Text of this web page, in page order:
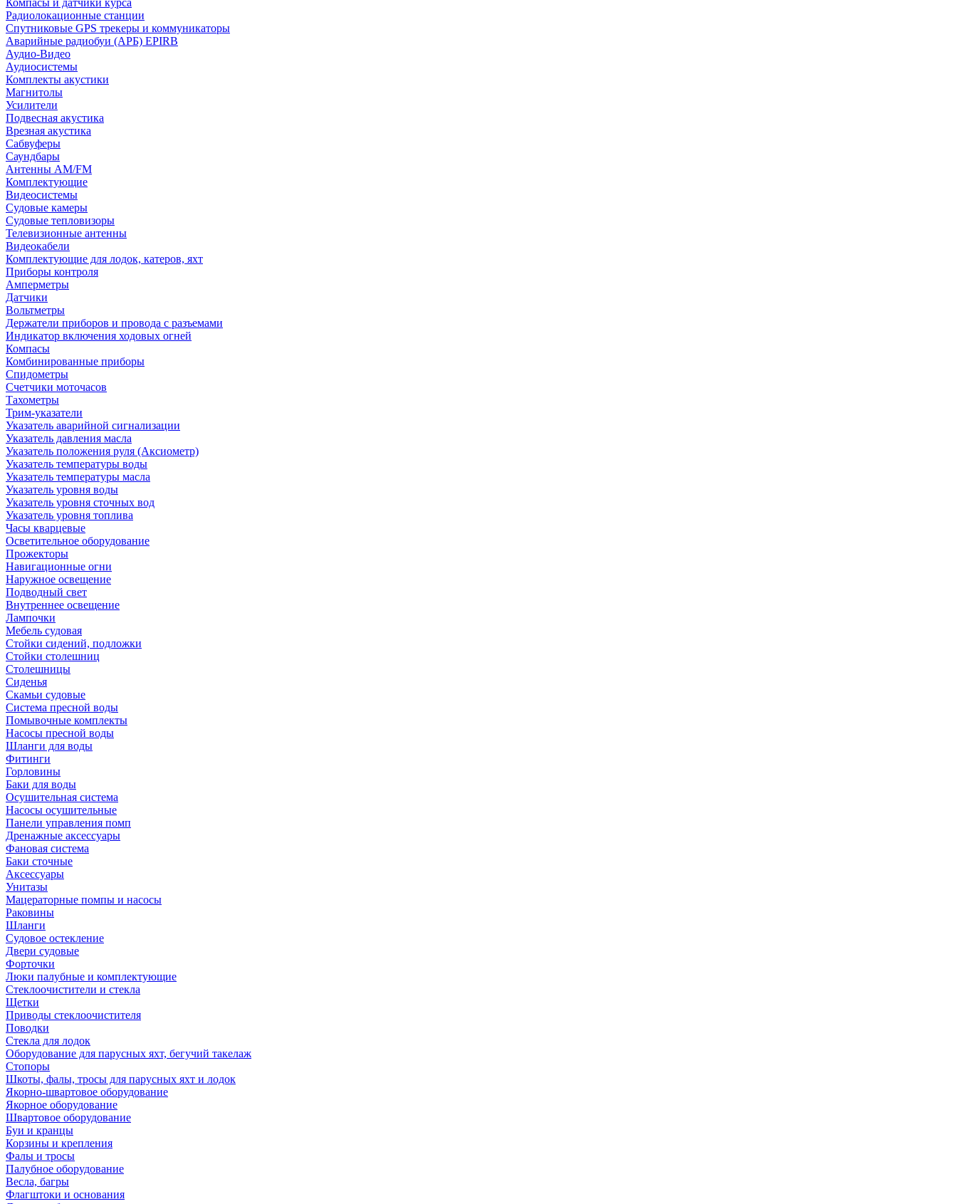
Компасы и датчики курса
Радиолокационные станции
Спутниковые GPS трекеры и коммуникаторы
Аварийные радиобуи (АРБ) EPIRB
Аудио-Видео
Аудиосистемы
Комплекты акустики
Магнитолы
Усилители
Подвесная акустика
Врезная акустика
Сабвуферы
Саундбары
Антенны AM/FM
Комплектующие
Видеосистемы
Судовые камеры
Cудовые тепловизоры
Телевизионные антенны
Видеокабели
Комплектующие для лодок, катеров, яхт
Приборы контроля
Амперметры
Датчики
Вольтметры
Держатели приборов и провода с разъемами
Индикатор включения ходовых огней
Компасы
Комбинированные приборы
Спидометры
Счетчики моточасов
Тахометры
Трим-указатели
Указатель аварийной сигнализации
Указатель давления масла
Указатель положения руля (Аксиометр)
Указатель температуры воды
Указатель температуры масла
Указатель уровня воды
Указатель уровня сточных вод
Указатель уровня топлива
Часы кварцевые
Осветительное оборудование
Прожекторы
Навигационные огни
Наружное освещение
Подводный свет
Внутреннее освещение
Лампочки
Мебель судовая
Стойки сидений, подложки
Стойки столешниц
Столешницы
Сиденья
Скамьи судовые
Система пресной воды
Помывочные комплекты
Насосы пресной воды
Шланги для воды
Фитинги
Горловины
Баки для воды
Осушительная система
Насосы осушительные
Панели управления помп
Дренажные аксессуары
Фановая система
Баки сточные
Аксессуары
Унитазы
Мацераторные помпы и насосы
Раковины
Шланги
Судовое остекление
Двери судовые
Форточки
Люки палубные и комплектующие
Стеклоочистители и стекла
Щетки
Приводы стеклоочистителя
Поводки
Стекла для лодок
Оборудование для парусных яхт, бегучий такелаж
Стопоры
Шкоты, фалы, тросы для парусных яхт и лодок
Якорно-швартовое оборудование
Якорное оборудование
Швартовое оборудование
Буи и кранцы
Корзины и крепления
Фалы и тросы
Палубное оборудование
Весла, багры
Флагштоки и основания